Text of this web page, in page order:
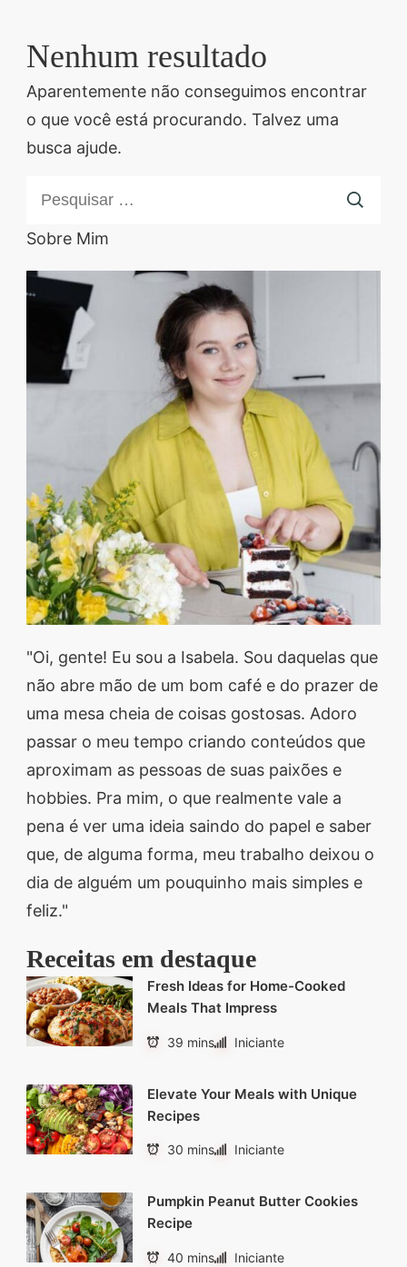
saudáveis e práticas,
além de dicas exclusivas
que vão facilitar sua
um almoço delicioso,
na boca? Nós temos
tudo o que você
precisa! Explore nosso
site e descubra técnicas
culinárias incríveis,
segredos valiosos e
receitas rápidas e fáceis
que vão impressionar
todos ao seu redor.
Transforme suas
refeições e inspire-se
agora mesmo!
Nenhum resultado
Aparentemente não conseguimos encontrar
o que você está procurando. Talvez uma
busca ajude.
Sobre Mim
"Oi, gente! Eu sou a Isabela. Sou daquelas que
não abre mão de um bom café e do prazer de
uma mesa cheia de coisas gostosas. Adoro
passar o meu tempo criando conteúdos que
aproximam as pessoas de suas paixões e
hobbies. Pra mim, o que realmente vale a
pena é ver uma ideia saindo do papel e saber
que, de alguma forma, meu trabalho deixou o
dia de alguém um pouquinho mais simples e
feliz."
Receitas em destaque
Fresh Ideas for Home-Cooked
Meals That Impress
39 mins Iniciante
Elevate Your Meals with Unique
Recipes
30 mins Iniciante
Pumpkin Peanut Butter Cookies
Recipe
40 mins Iniciante